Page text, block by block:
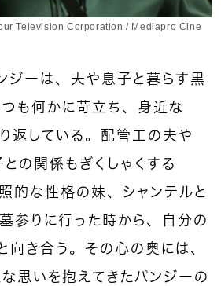
Television Corporation / Mediapro Cine
ジーは、夫や息子と暮らす黒
も何かに苛立ち、身近な
返している。配管工の夫や
の関係もぎくしゃくする
的な性格の妹、シャンテルと
参りに行った時から、自分の
向き合う。その心の奥には、
思いを抱えてきたパンジーの